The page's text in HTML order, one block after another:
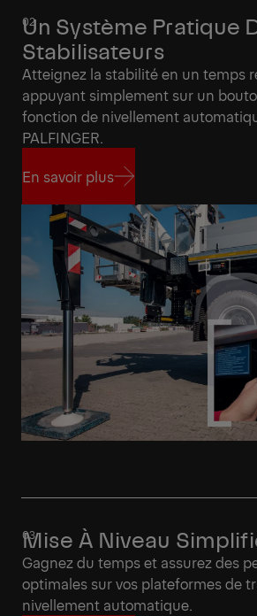
Un Système Pratique
Stabilisateurs
Atteignez la stabilité en un temps
appuyant simplement sur un
fonction de nivellement
PALFINGER.
En savoir plus
En savoir plus
Mise À Niveau
Gagnez du temps et assurez des
optimales sur vos plateformes de
nivellement automatique.